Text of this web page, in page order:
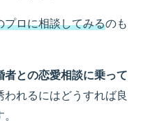
プロに相談してみるのも
との恋愛相談に乗って
れるにはどうすれば良